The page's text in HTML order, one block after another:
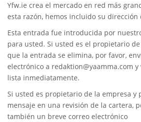
Yfw.ie crea el mercado en red más
esta razón, hemos incluido su dirección
Esta entrada fue introducida por
para usted. Si usted es el propietario
que la entrada se elimina, por favor,
electrónico a redaktion@yaamma.com y
lista inmediatamente.
Si usted es propietario de la empresa y
mensaje en una revisión de la cartera,
también un breve correo electrónico